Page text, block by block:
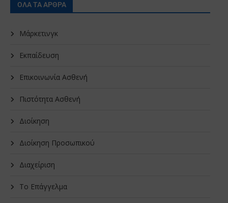
ΟΛΑ ΤΑ ΑΡΘΡΑ
Μάρκετινγκ
Εκπαίδευση
Επικοινωνία Ασθενή
Πιστότητα Ασθενή
Διοίκηση
Διοίκηση Προσωπικού
Διαχείριση
Το Επάγγελμα